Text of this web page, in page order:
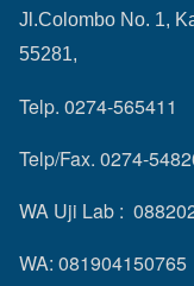
Jl.Colombo No. 1,
55281,
Telp. 0274-565411
Telp/Fax. 0274-
WA Uji Lab :
WA: 081904150765